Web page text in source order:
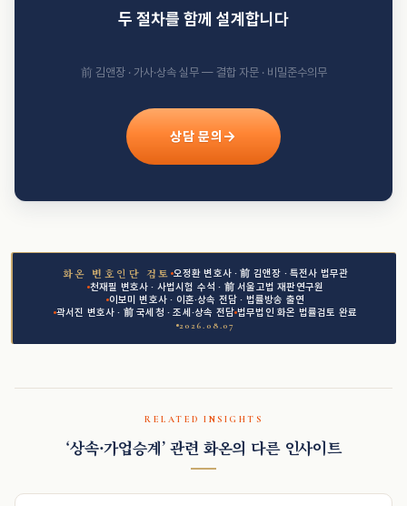
두 절차를 함께 설계합니다
前 김앤장 · 가사·상속 실무 — 결합 자문 · 비밀준수의무
상담 문의
화온 변호인단 검토 오정환 변호사 · 前 김앤장 · 특전사 법무관
천재필 변호사 · 사법시험 수석 · 前 서울고법 재판연구원
이보미 변호사 · 이혼·상속 전담 · 법률방송 출연
곽서진 변호사 · 前 국세청 · 조세·상속 전담 법무법인 화온 법률검토 완료
2026.08.07
RELATED INSIGHTS
‘상속·가업승계’ 관련 화온의 다른 인사이트